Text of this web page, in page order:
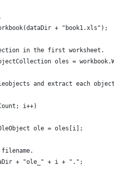
+ "book1.xls");
in the first worksheet.
oles =
and extract each
i++)
ole = oles[i];
+ "ole_" + i + ".";